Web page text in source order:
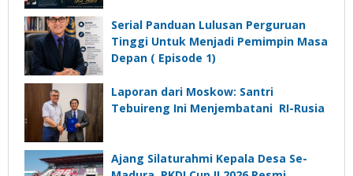
Depan”?
Serial Panduan Lulusan Perguruan
Tinggi Untuk Menjadi Pemimpin Masa
Depan ( Episode 1)
Laporan dari Moskow: Santri
Tebuireng Ini Menjembatani RI-Rusia
Ajang Silaturahmi Kepala Desa Se-